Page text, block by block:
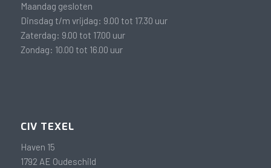
Maandag gesloten
Dinsdag t/m vrijdag: 9.00 tot 17.30 uur
Zaterdag: 9.00 tot 17.00 uur
Zondag: 10.00 tot 16.00 uur
CIV TEXEL
Haven 15
1792 AE Oudeschild